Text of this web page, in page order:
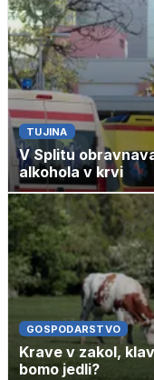
TUJINA
V Splitu
alkohola v krvi
GOSPODARSTVO
Krave v zakol,
bomo jedli?